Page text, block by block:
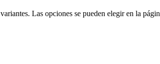
Las opciones se pueden elegir en la